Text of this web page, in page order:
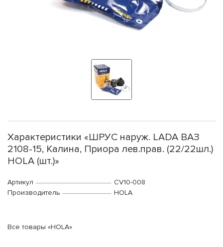
Характеристики «ШРУС наруж. LADA ВАЗ
2108-15, Калина, Приора лев.прав. (22/22шл.)
HOLA (шт.)»
Артикул
CV10-008
Производитель
HOLA
Все товары «HOLA»